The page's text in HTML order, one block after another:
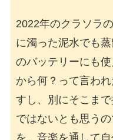
2022年のクラソラ
に濁った泥水でも
のバッテリーにも
から何？って言わ
すし、別にそこま
ではないとも思う